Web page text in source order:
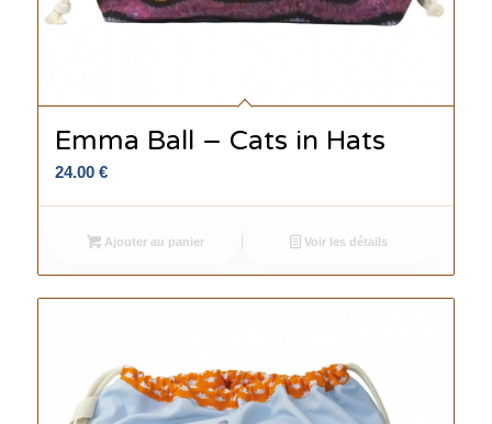
Emma Ball – Cats in Hats
24.00 €
Ajouter au panier Voir les détails